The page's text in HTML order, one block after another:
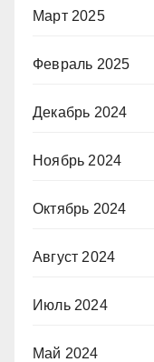
Март 2025
Февраль 2025
Декабрь 2024
Ноябрь 2024
Октябрь 2024
Август 2024
Июль 2024
Май 2024